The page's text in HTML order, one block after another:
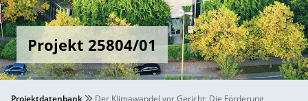
Projekt 25804/01
Projektdatenbank
Der Klimawandel vor Gericht: Die Förderung